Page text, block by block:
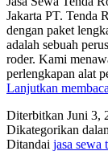
Jakarta PT. Tenda
dengan paket
adalah sebuah
roder. Kami
perlengkapan alat
Lanjutkan
Diterbitkan Juni 3,
Dikategorikan
Ditandai jasa sewa